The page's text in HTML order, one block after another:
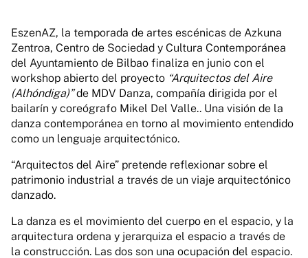
EszenAZ, la temporada de artes escénicas de Azkuna
Zentroa, Centro de Sociedad y Cultura Contemporánea
del Ayuntamiento de Bilbao finaliza en junio con el
workshop abierto del proyecto “Arquitectos del Aire
(Alhóndiga)”de MDV Danza, compañía dirigida por el
bailarín y coreógrafo Mikel Del Valle.. Una visión de la
danza contemporánea en torno al movimiento entendido
como un lenguaje arquitectónico.
“Arquitectos del Aire” pretende reflexionar sobre el
patrimonio industrial a través de un viaje arquitectónico
danzado.
La danza es el movimiento del cuerpo en el espacio, y la
arquitectura ordena y jerarquiza el espacio a través de
la construcción. Las dos son una ocupación del espacio.